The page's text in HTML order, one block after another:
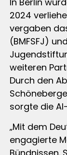
2024
vergaben
(BMFSFJ)
weiteren
Durch den
sorgte die
„Mit dem
engagierte